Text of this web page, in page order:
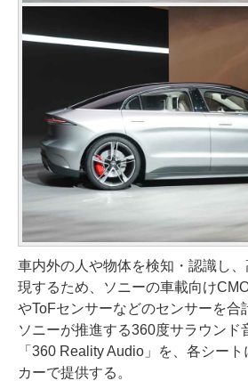
車内外の人や物体を検知・認識し
現するため、ソニーの車載向け
やToFセンサーなどのセンサーを合
ソニーが推進する360度サラウンド
「360 Reality Audio」を、各シー
カーで提供する。